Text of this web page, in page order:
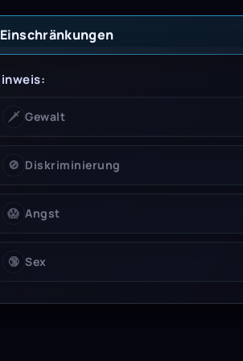
🗡️ Gewalt
🚫 Diskriminierung
😱 Angst
🔞 Sex